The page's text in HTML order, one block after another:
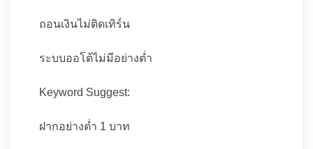
ถอนเงินไม่ติดเทิร์น
ระบบออโต้ไม่มีอย่างต่ำ
Keyword Suggest:
ฝากอย่างต่ำ 1 บาท